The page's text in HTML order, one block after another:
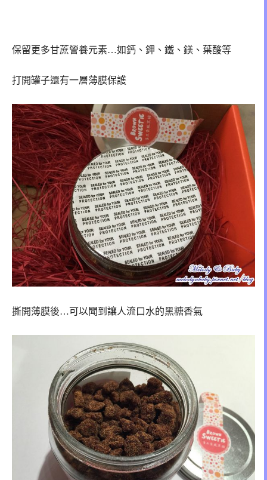
保留更多甘蔗謍養元素…如鈣、鉀、鐵、鎂、葉酸等
打開罐子還有一層薄膜保護
撕開薄膜後…可以聞到讓人流口水的黑糖香氣